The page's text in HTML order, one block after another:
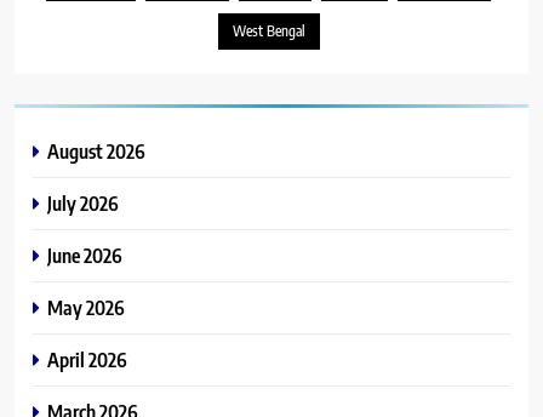
West Bengal
August 2026
July 2026
June 2026
May 2026
April 2026
March 2026